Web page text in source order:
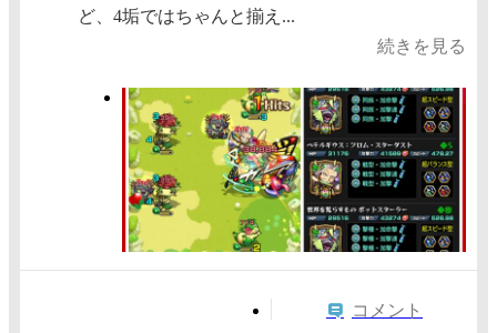
ど、4垢ではちゃんと揃え...
続きを見る
コメント